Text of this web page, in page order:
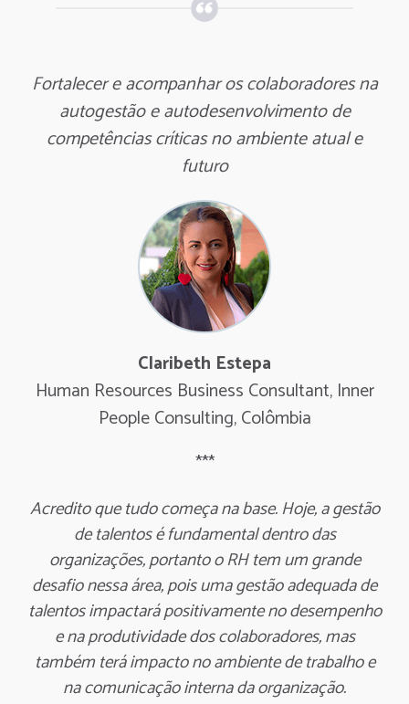
Fortalecer e acompanhar os colaboradores na
autogestão e autodesenvolvimento de
competências críticas no ambiente atual e
futuro
Claribeth Estepa
Human Resources Business Consultant, Inner
People Consulting, Colômbia
***
Acredito que tudo começa na base. Hoje, a gestão
de talentos é fundamental dentro das
organizações, portanto o RH tem um grande
desafio nessa área, pois uma gestão adequada de
talentos impactará positivamente no desempenho
e na produtividade dos colaboradores, mas
também terá impacto no ambiente de trabalho e
na comunicação interna da organização.